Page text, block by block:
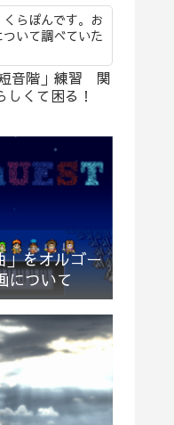
らぽんです。お
いて調べていた
音階」練習 関
くて困る！
」をオルゴー
について